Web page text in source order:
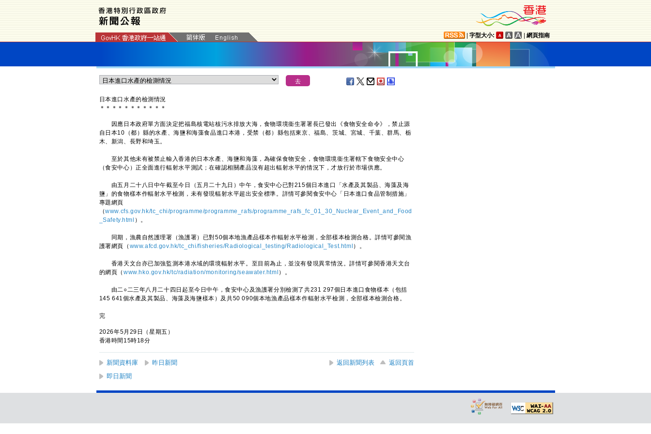
字型大小: 網頁指南
日本進口水產的檢測情況
＊ ＊ ＊ ＊ ＊ ＊ ＊ ＊ ＊ ＊ ＊
因應日本政府單方面決定把福島核電站核污水排放大海，食物環境衞生署署長已發出《食物安全命令》，禁止源
自日本10（都）縣的水產、海鹽和海藻食品進口本港，受禁（都）縣包括東京、福島、茨城、宮城、千葉、群馬、栃
木、新潟、長野和埼玉。
至於其他未有被禁止輸入香港的日本水產、海鹽和海藻，為確保食物安全，食物環境衞生署轄下食物安全中心
（食安中心）正全面進行輻射水平測試；在確認相關產品沒有超出輻射水平的情況下，才放行於市場供應。
由五月二十八日中午截至今日（五月二十九日）中午，食安中心已對215個日本進口「水產及其製品、海藻及海
鹽」的食物樣本作輻射水平檢測，未有發現輻射水平超出安全標準。詳情可參閱食安中心「日本進口食品管制措施」
專題網頁
（www.cfs.gov.hk/tc_chi/programme/programme_rafs/programme_rafs_fc_01_30_Nuclear_Event_and_Food
_Safety.html ）。
同期，漁農自然護理署（漁護署）已對50個本地漁產品樣本作輻射水平檢測，全部樣本檢測合格。詳情可參閱漁
護署網頁（ www.afcd.gov.hk/tc_chi/fisheries/Radiological_testing/Radiological_Test.html ）。
香港天文台亦已加強監測本港水域的環境輻射水平。至目前為止，並沒有發現異常情況。詳情可參閱香港天文台
的網頁（ www.hko.gov.hk/tc/radiation/monitoring/seawater.html ）。
由二○二三年八月二十四日起至今日中午，食安中心及漁護署分別檢測了共231 297個日本進口食物樣本（包括
145 641個水產及其製品、海藻及海鹽樣本）及共50 090個本地漁產品樣本作輻射水平檢測，全部樣本檢測合格。
完
2026年5月29日（星期五）
香港時間15時18分
新聞資料庫 昨日新聞 返回新聞列表
返回頁首
即日新聞